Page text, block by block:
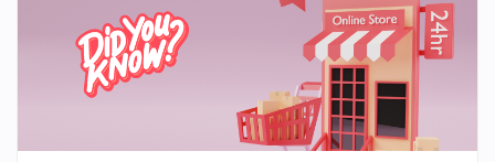
Marketplace